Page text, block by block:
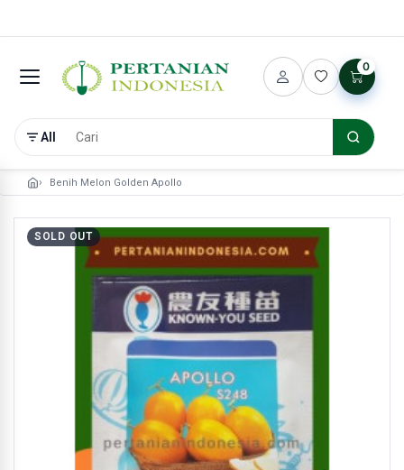
All
0
Benih Melon Golden Apollo
SOLD OUT